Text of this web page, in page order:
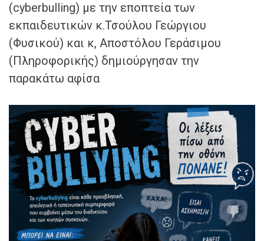
(cyberbulling) με την εποπτεία των
εκπαιδευτικών κ.Τσούλου Γεώργιου
(Φυσικού) και κ, Αποστόλου Γεράσιμου
(Πληροφορικής) δημιούργησαν την
παρακάτω αφίσα